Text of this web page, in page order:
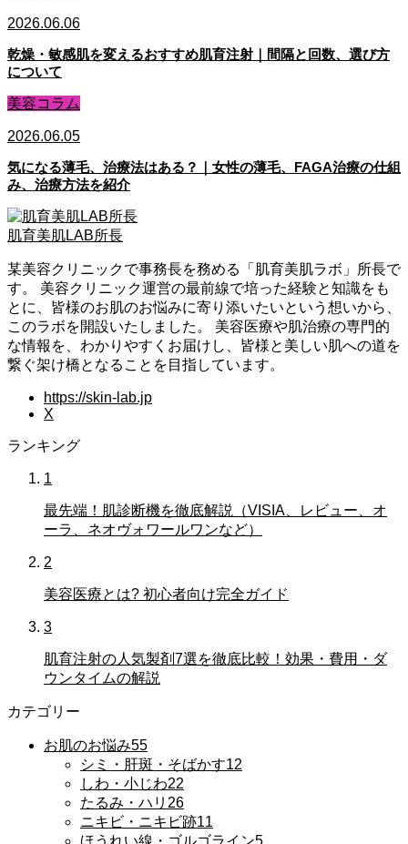
2026.06.06
乾燥・敏感肌を変えるおすすめ肌育注射｜間隔と回数、選び方
について
美容コラム
2026.06.05
気になる薄毛、治療法はある？｜女性の薄毛、FAGA治療の仕組
み、治療方法を紹介
肌育美肌LAB所長
某美容クリニックで事務長を務める「肌育美肌ラボ」所長で
す。 美容クリニック運営の最前線で培った経験と知識をも
とに、皆様のお肌のお悩みに寄り添いたいという想いから、
このラボを開設いたしました。 美容医療や肌治療の専門的
な情報を、わかりやすくお届けし、皆様と美しい肌への道を
繋ぐ架け橋となることを目指しています。
https://skin-lab.jp
X
ランキング
1
最先端！肌診断機を徹底解説（VISIA、レビュー、オ
ーラ、ネオヴォワールワンなど）
2
美容医療とは? 初心者向け完全ガイド
3
肌育注射の人気製剤7選を徹底比較！効果・費用・ダ
ウンタイムの解説
カテゴリー
お肌のお悩み55
シミ・肝斑・そばかす12
しわ・小じわ22
たるみ・ハリ 26
ニキビ・ニキビ跡11